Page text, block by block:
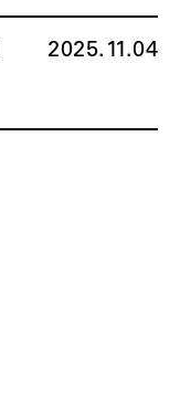
2025.11.04